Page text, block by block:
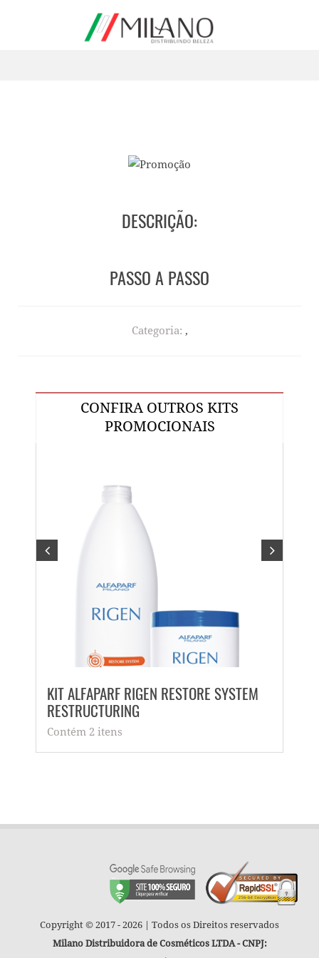
DESCRIÇÃO:
PASSO A PASSO
Categoria: ,
CONFIRA OUTROS KITS
PROMOCIONAIS
KIT ALFAPARF RIGEN RESTORE SYSTEM
RESTRUCTURING
Contém 2 itens
Copyright © 2017 - 2026 | Todos os Direitos reservados
Milano Distribuidora de Cosméticos LTDA - CNPJ: